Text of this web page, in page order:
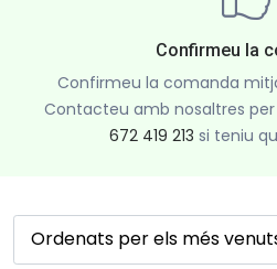
Confirmeu la
Confirmeu la comanda
Contacteu amb nosaltres
672 419 213 si teniu